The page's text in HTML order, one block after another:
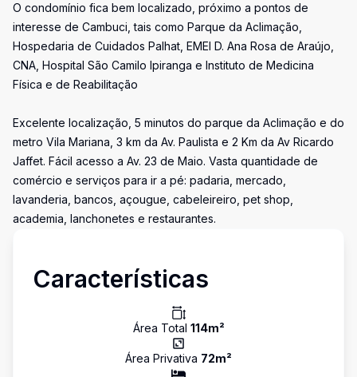
O condomínio fica bem localizado, próximo a pontos de
interesse de Cambuci, tais como Parque da Aclimação,
Hospedaria de Cuidados Palhat, EMEI D. Ana Rosa de Araújo,
CNA, Hospital São Camilo Ipiranga e Instituto de Medicina
Física e de Reabilitação
Excelente localização, 5 minutos do parque da Aclimação e do
metro Vila Mariana, 3 km da Av. Paulista e 2 Km da Av Ricardo
Jaffet. Fácil acesso a Av. 23 de Maio. Vasta quantidade de
comércio e serviços para ir a pé: padaria, mercado,
lavanderia, bancos, açougue, cabeleireiro, pet shop,
academia, lanchonetes e restaurantes.
Características
Área Total 114m²
Área Privativa 72m²